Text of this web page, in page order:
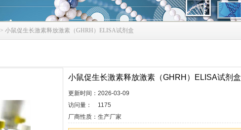
> 小鼠促生长激素释放激素（GHRH）ELISA试剂盒
小鼠促生长激素释放激素（GHRH）ELISA试剂盒
更新时间： 2026-03-09
访问量：
1175
厂商性质： 生产厂家